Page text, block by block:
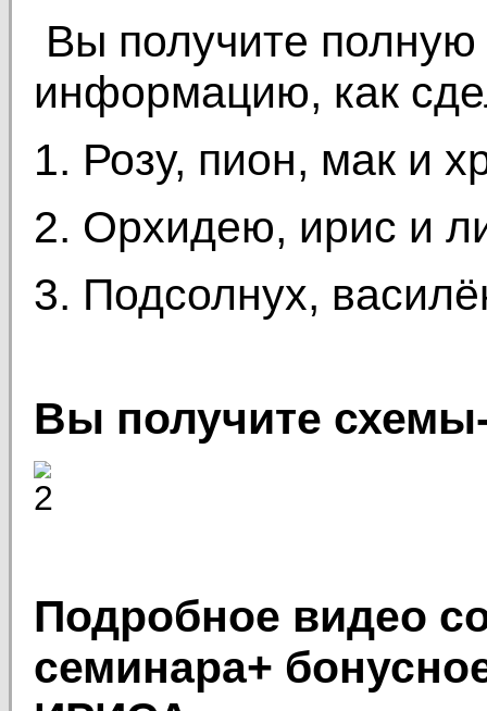
Вы получите
информацию, как
1. Розу, пион, мак и
2. Орхидею, ирис и
3. Подсолнух,
Вы получите
Подробное видео
семинара+